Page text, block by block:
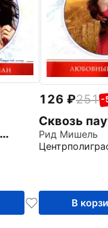
126 251 -
Сквозь
Рид Мишель
В